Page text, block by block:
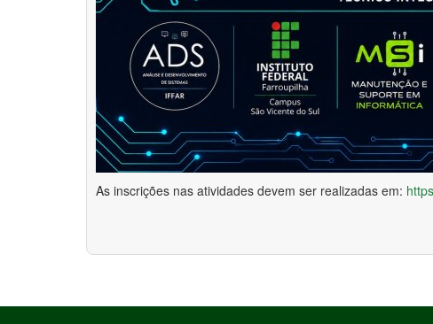
As inscrições nas atividades devem ser realizadas em: